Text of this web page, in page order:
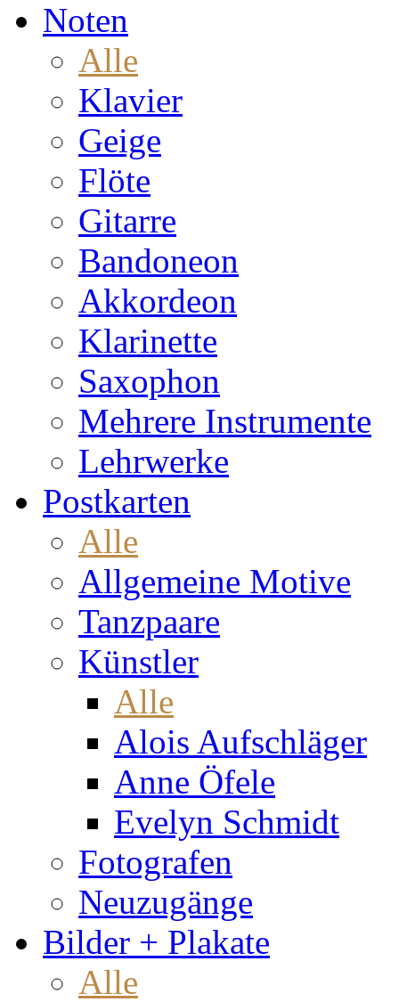
Noten
Alle
Klavier
Geige
Flöte
Gitarre
Bandoneon
Akkordeon
Klarinette
Saxophon
Mehrere Instrumente
Lehrwerke
Postkarten
Alle
Allgemeine Motive
Tanzpaare
Künstler
Alle
Alois Aufschläger
Anne Öfele
Evelyn Schmidt
Fotografen
Neuzugänge
Bilder + Plakate
Alle